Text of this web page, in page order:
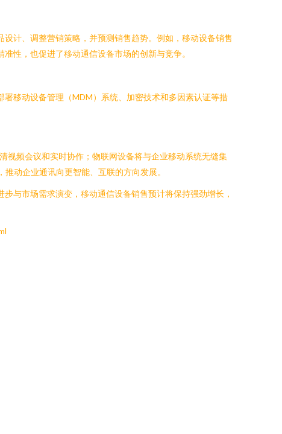
计、调整营销策略，并预测销售趋势。例如，移动设备销售
性，也促进了移动通信设备市场的创新与竞争。
移动设备管理（MDM）系统、加密技术和多因素认证等措
视频会议和实时协作；物联网设备将与企业移动系统无缝集
动企业通讯向更智能、互联的方向发展。
与市场需求演变，移动通信设备销售预计将保持强劲增长，